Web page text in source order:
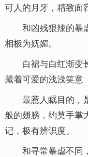
可人的月牙，精致面
和凶残狠辣的暴
相极为妩媚。
白裙与白红渐变
藏着可爱的浅浅笑意
最惹人瞩目的，
般的翅膀，约莫手掌
记，极有辨识度。
和寻常暴虐不同